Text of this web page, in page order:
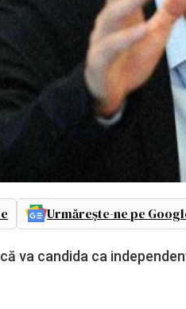
Urmărește-ne pe
va candida ca